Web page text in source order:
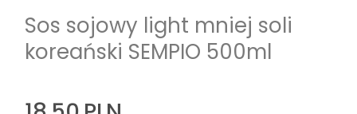
Sos sojowy light mniej soli
koreański SEMPIO 500ml